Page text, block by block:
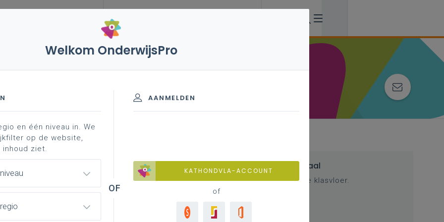
vakken en leerplannen 2de graad
graad - A-finaliteit
Basisinformatie over het leerplan
Inspirerend materiaal
Ondersteuning op de klasvloer.
Welkom OnderwijsPro
AANMELDEN
KATHONDVLA-ACCOUNT
of
en één niveau in. We
op de website,
ziet.